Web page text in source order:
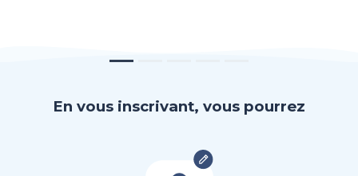
En vous inscrivant, vous pourrez